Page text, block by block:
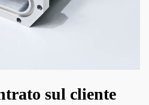
sul cliente